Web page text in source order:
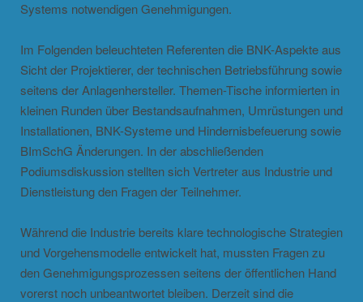
Systems notwendigen Genehmigungen.
Im Folgenden beleuchteten Referenten die BNK-Aspekte aus
Sicht der Projektierer, der technischen Betriebsführung sowie
seitens der Anlagenhersteller. Themen-Tische informierten in
kleinen Runden über Bestandsaufnahmen, Umrüstungen und
Installationen, BNK-Systeme und Hindernisbefeuerung sowie
BImSchG Änderungen. In der abschließenden
Podiumsdiskussion stellten sich Vertreter aus Industrie und
Dienstleistung den Fragen der Teilnehmer.
Während die Industrie bereits klare technologische Strategien
und Vorgehensmodelle entwickelt hat, mussten Fragen zu
den Genehmigungsprozessen seitens der öffentlichen Hand
vorerst noch unbeantwortet bleiben. Derzeit sind die